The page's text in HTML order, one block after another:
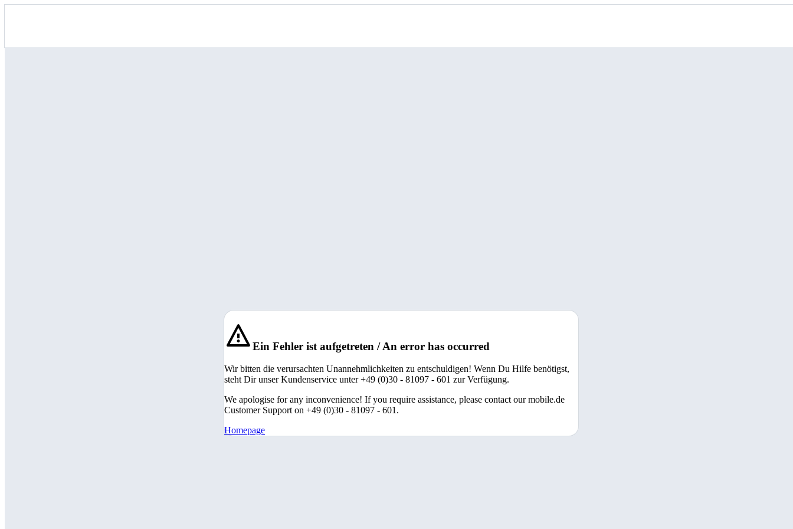
Ein Fehler ist aufgetreten / An error has occurred
Wir bitten die verursachten Unannehmlichkeiten zu entschuldigen! Wenn Du Hilfe benötigst,
steht Dir unser Kundenservice unter +49 (0)30 - 81097 - 601 zur Verfügung.
We apologise for any inconvenience! If you require assistance, please contact our mobile.de
Customer Support on +49 (0)30 - 81097 - 601.
Homepage